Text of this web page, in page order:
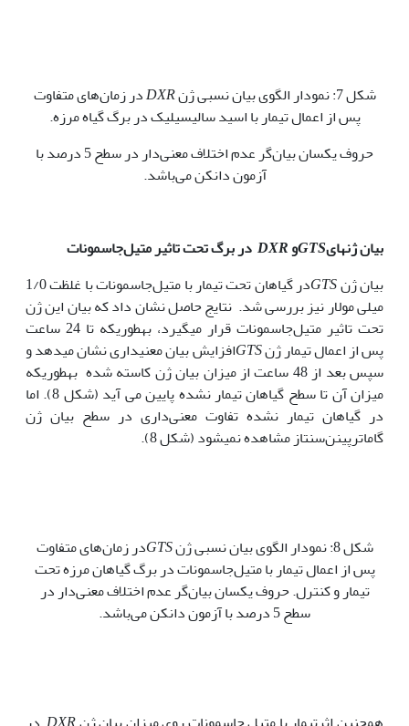
شکل 7: نمودار الگوی بیان نسبی ژن DXRدر زمان‌های متفاوت
پس از اعمال تیمار با اسید سالیسیلیک در برگ گیاه مرزه.
حروف یکسان بیان‌گر عدم اختلاف معنی‌دار در سطح 5 درصد با
آزمون دانکن می‌باشد.
بیان ژ‌ن‏های‌GTSوDXR دربرگ تحت تاثیر متیل‌جاسمونات
بیان ژنGTS
در گیاهان تحت تیمار با متیل‌جاسمونات با غلظت 1/0
میلی مولار نیز بررسی شد. نتایج حاصل نشان داد که بیان این ژن
تحت تاثیر متیل‌جاسمونات قرار می‏گیرد، به‏طوری‏که تا 24 ساعت
پس از اعمال تیمار ژنGTSافزایش بیان معنی‏داری نشان می‏دهد و
سپس بعد از 48 ساعت از میزان بیان ژن کاسته شده به‏طوری‏که
میزان آن تا سطح گیاهان تیمار نشده پایین می آید (شکل 8). اما
در گیاهان تیمار نشده تفاوت معنی‌داری در سطح بیان ژن
گاماترپینن‌سنتاز مشاهده نمی‏شود (شکل 8).
شکل 8: نمودار الگوی بیان نسبی ژن GTSدر زمان‌های متفاوت
پس از اعمال تیمار با متیل‌جاسمونات در برگ گیاهان مرزه تحت
تیمار و کنترل. حروف یکسان بیان‌گر عدم اختلاف معنی‌دار در
سطح 5 درصد با آزمون دانکن می‌باشد.